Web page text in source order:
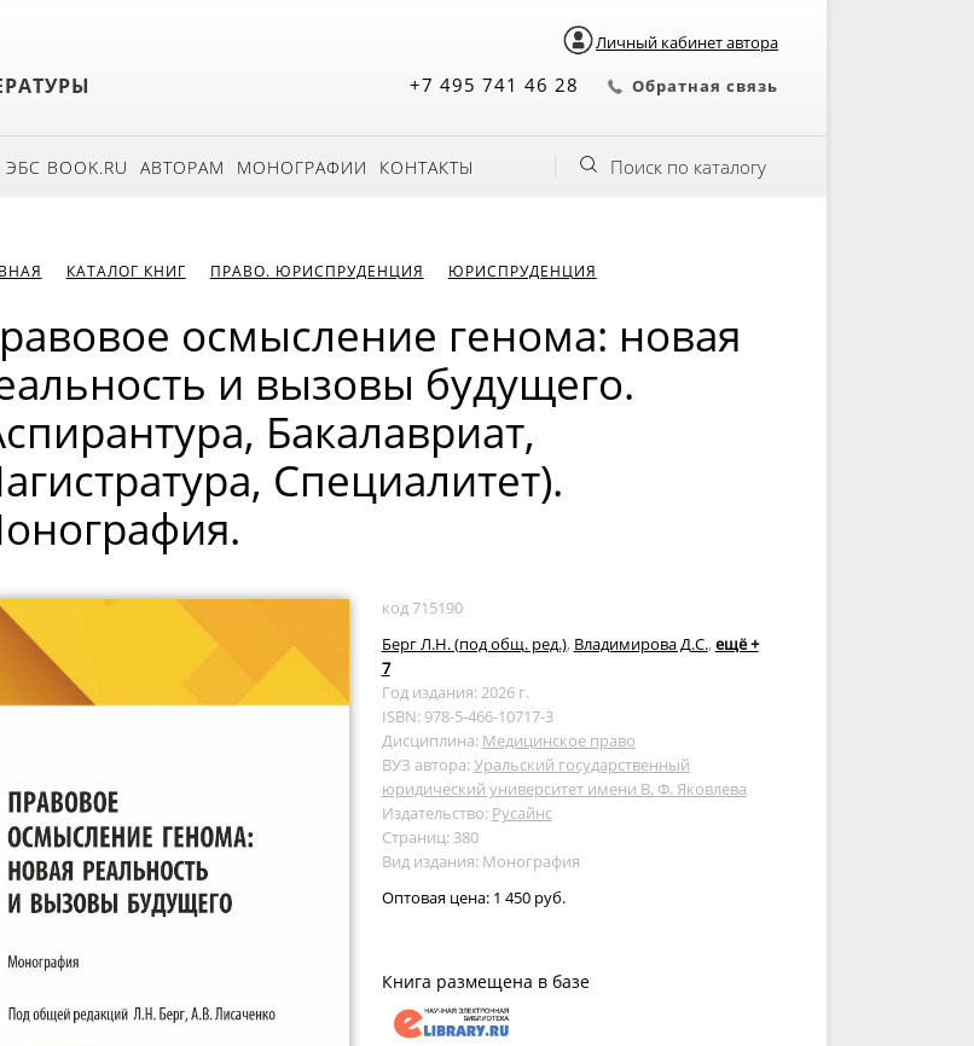
Личный кабинет автора
+7 495 741 46 28 Обратная связь
ЭБС BOOK.RU АВТОРАМ МОНОГРАФИИ КОНТАКТЫ Поиск по каталогу
КАТАЛОГ КНИГ ПРАВО. ЮРИСПРУДЕНЦИЯ ЮРИСПРУДЕНЦИЯ
осмысление генома: новая
и вызовы будущего.
Бакалавриат,
Специалитет).
код 715190
Берг Л.Н. (под общ. ред.), Владимирова Д.С., ещё +
7
Год издания: 2026 г.
ISBN: 978-5-466-10717-3
Дисциплина: Медицинское право
ВУЗ автора:Уральский государственный
юридический университет имени В. Ф. Яковлева
Издательство: Русайнс
Страниц: 380
Вид издания: Монография
Оптовая цена: 1 450 руб.
Книга размещена в базе